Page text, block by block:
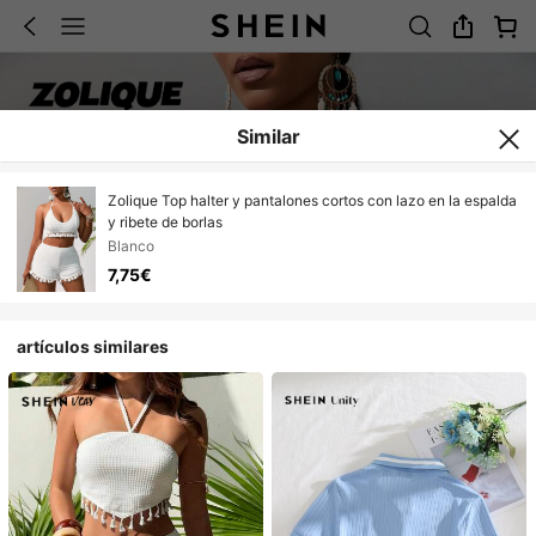
Similar
Zolique Top halter y pantalones cortos con lazo en la espalda
y ribete de borlas
Blanco
7,75€
artículos similares